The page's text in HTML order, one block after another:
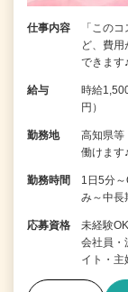
仕事内容
「この
ど、費
できます
給与
時給
円）
勤務地
高知県
働けます♪
勤務時間
1日5分
み～中長
応募資格
未経験
会社員・
イト・主